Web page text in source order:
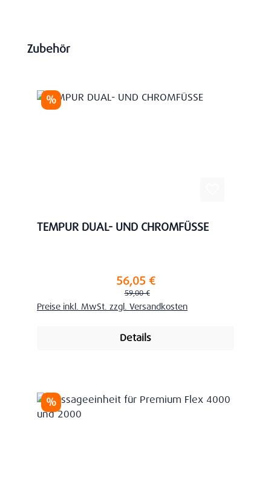
Produktgalerie überspringen
Zubehör
Rabatt
%
TEMPUR DUAL- UND CHROMFÜSSE
56,05 €
Regulärer Preis:
59,00 €
Preise inkl. MwSt. zzgl. Versandkosten
Details
Rabatt
%